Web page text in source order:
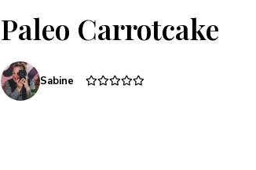
Paleo Carrotcake
Sabine